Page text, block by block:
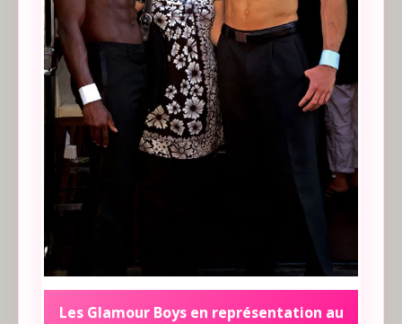
Les Glamour Boys en représentation au